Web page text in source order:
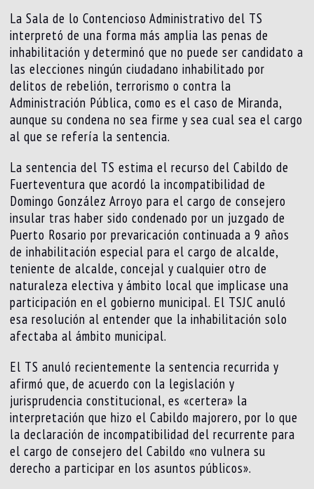
La Sala de lo Contencioso Administrativo del TS
interpretó de una forma más amplia las penas de
inhabilitación y determinó que no puede ser candidato a
las elecciones ningún ciudadano inhabilitado por
delitos de rebelión, terrorismo o contra la
Administración Pública, como es el caso de Miranda,
aunque su condena no sea firme y sea cual sea el cargo
al que se refería la sentencia.
La sentencia del TS estima el recurso del Cabildo de
Fuerteventura que acordó la incompatibilidad de
Domingo González Arroyo para el cargo de consejero
insular tras haber sido condenado por un juzgado de
Puerto Rosario por prevaricación continuada a 9 años
de inhabilitación especial para el cargo de alcalde,
teniente de alcalde, concejal y cualquier otro de
naturaleza electiva y ámbito local que implicase una
participación en el gobierno municipal. El TSJC anuló
esa resolución al entender que la inhabilitación solo
afectaba al ámbito municipal.
El TS anuló recientemente la sentencia recurrida y
afirmó que, de acuerdo con la legislación y
jurisprudencia constitucional, es «certera» la
interpretación que hizo el Cabildo majorero, por lo que
la declaración de incompatibilidad del recurrente para
el cargo de consejero del Cabildo «no vulnera su
derecho a participar en los asuntos públicos».